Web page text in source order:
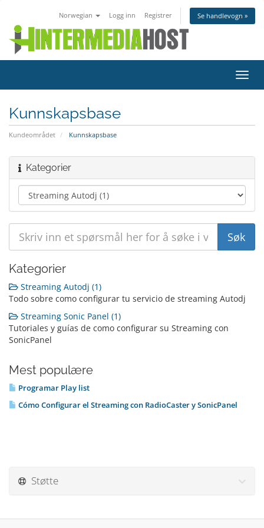
Norwegian Logg inn Registrer Se handlevogn »
Bytt
Kunnskapsbase
Kundeområdet Kunnskapsbase
Kategorier
Kategorier
Streaming Autodj (1)
Todo sobre como configurar tu servicio de streaming Autodj
Streaming Sonic Panel (1)
Tutoriales y guías de como configurar su Streaming con
SonicPanel
Mest populære
Programar Play list
Cómo Configurar el Streaming con RadioCaster y SonicPanel
Støtte